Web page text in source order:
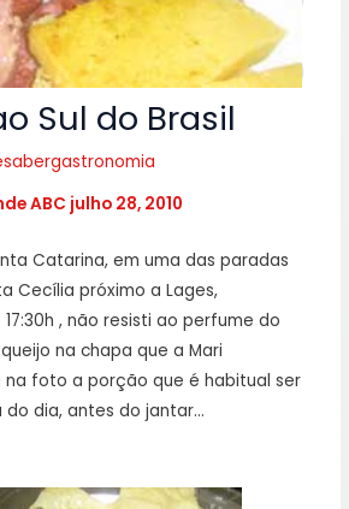
Sul do Brasil
ABC julho 28, 2010
Catarina, em uma das paradas
Cecília próximo a Lages,
, não resisti ao perfume do
na chapa que a Mari
foto a porção que é habitual ser
do dia, antes do jantar…